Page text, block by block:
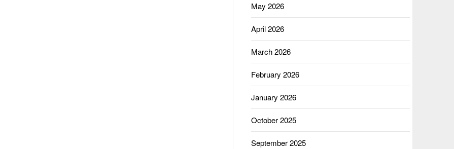
May 2026
April 2026
March 2026
February 2026
January 2026
October 2025
September 2025